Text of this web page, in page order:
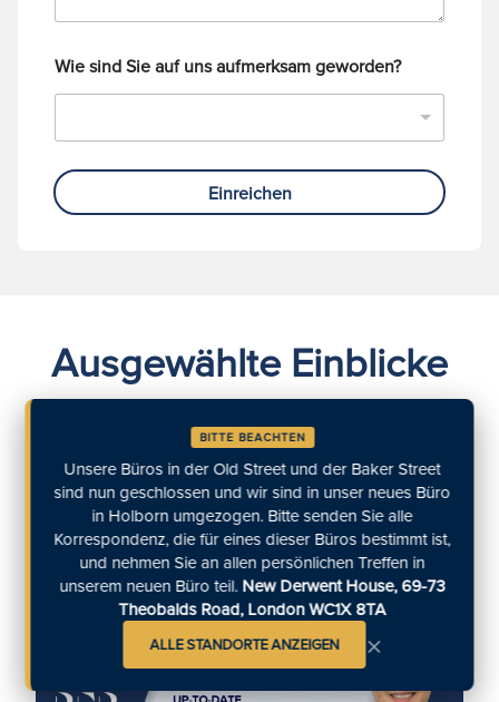
Wie sind Sie auf uns aufmerksam geworden?
Einreichen
Ausgewählte Einblicke
Entdecken Sie die neuesten rechtlichen
Erkenntnisse bei RFB. Bleiben Sie informiert mit
Expertenanalysen, die Sie durch die dynamische
Rechtslandschaft führen.
BITTE BEACHTEN
Unsere Büros in der Old Street und der Baker Street
sind nun geschlossen und wir sind in unser neues Büro
in Holborn umgezogen. Bitte senden Sie alle
Korrespondenz, die für eines dieser Büros bestimmt ist,
und nehmen Sie an allen persönlichen Treffen in
unserem neuen Büro teil.New Derwent House, 69-73
Theobalds Road, London WC1X 8TA
ALLE STANDORTE ANZEIGEN ×